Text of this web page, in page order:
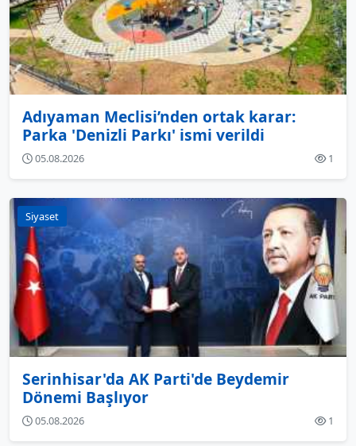
Adıyaman Meclisi’nden ortak karar:
Parka 'Denizli Parkı' ismi verildi
05.08.2026 1
Siyaset
Serinhisar'da AK Parti'de Beydemir
Dönemi Başlıyor
05.08.2026 1